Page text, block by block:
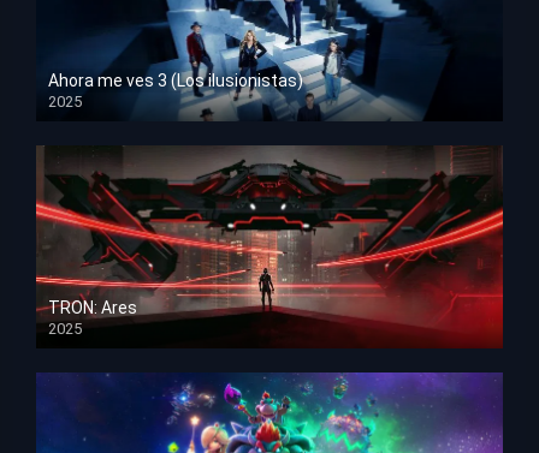
Ahora me ves 3 (Los ilusionistas)
2025
HD 1080p
TRON: Ares
2025
HD 1080p